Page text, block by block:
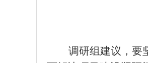
调研组建议，要